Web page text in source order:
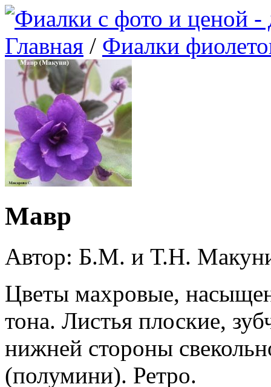
Главная / Фиалки
Мавр
Автор: Б.М. и Т.Н.
Цветы махровые,
тона. Листья плоские,
нижней стороны
(полумини). Ретро.